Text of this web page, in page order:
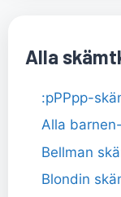
Alla
:pPPpp-
Alla
Bellman
Blondin